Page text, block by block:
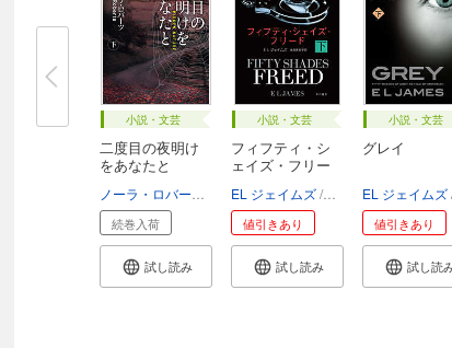
小説・文芸
二度目の夜明け
をあなたと
香山栞
続巻入荷
試し読み
小説・文芸
フィフティ・シ
ェイズ・フリー
EL ジェイムズ 池田真紀子
値引きあり
試し読み
小説・文芸
グレイ
EL ジェイムズ
値引きあり
試し読